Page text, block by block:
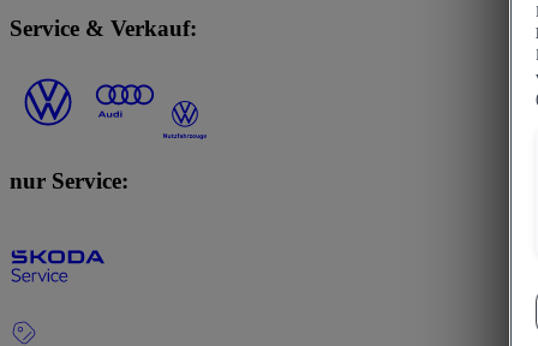
Service & Verkauf:
nur Service: